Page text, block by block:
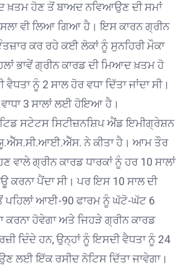
ਖ਼ਤਮ ਹੋਣ ਤੋਂ ਬਾਅਦ ਨਵਿਆਉਣ ਦੀ ਸਮਾਂ
ਵੀ ਲਿਆ ਗਿਆ ਹੈ। ਇਸ ਕਾਰਨ ਗ੍ਰੀਨ
ਕਰ ਰਹੇ ਕਈ ਲੋਕਾਂ ਨੂੰ ਸੁਨਹਿਰੀ ਮੌਕਾ
ਭਾਵੇਂ ਗ੍ਰੀਨ ਕਾਰਡ ਦੀ ਮਿਆਦ ਖ਼ਤਮ ਹੋ
ਨੂੰ 2 ਸਾਲ ਹੋਰ ਵਧਾ ਦਿੱਤਾ ਜਾਂਦਾ ਸੀ।
ਵਾਧਾ 3 ਸਾਲਾਂ ਲਈ ਹੋਇਆ ਹੈ।
ਸਟੇਟਸ ਸਿਟੀਜ਼ਨਸ਼ਿਪ ਐਂਡ ਇਮੀਗ੍ਰੇਸ਼ਨ
ਨੇ ਕੀਤਾ ਹੈ। ਆਮ ਤੌਰ
ਵਾਲੇ ਗ੍ਰੀਨ ਕਾਰਡ ਧਾਰਕਾਂ ਨੂੰ ਹਰ 10 ਸਾਲਾਂ
ਕਰਨਾ ਪੈਂਦਾ ਸੀ। ਪਰ ਇਸ 10 ਸਾਲ ਦੀ
ਆਈ-90 ਫਾਰਮ ਨੂੰ ਘੱਟੋ-ਘੱਟ 6
ਕਰਨਾ ਹੋਵੇਗਾ ਅਤੇ ਜਿਹੜੇ ਗ੍ਰੀਨ ਕਾਰਡ
ਦਿੰਦੇ ਹਨ, ਉਨ੍ਹਾਂ ਨੂੰ ਇਸਦੀ ਵੈਧਤਾ ਨੂੰ 24
ਲਈ ਇੱਕ ਰਸੀਦ ਨੋਟਿਸ ਦਿੱਤਾ ਜਾਵੇਗਾ।